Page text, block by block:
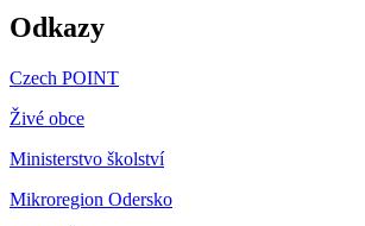
Odkazy
Czech POINT
Živé obce
Ministerstvo školství
Mikroregion Odersko